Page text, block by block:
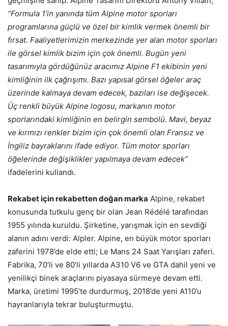
“Formula 1’in yanında tüm Alpine motor sporları
programlarına güçlü ve özel bir kimlik vermek önemli bir
fırsat. Faaliyetlerimizin merkezinde yer alan motor sporları
ile görsel kimlik bizim için çok önemli. Bugün yeni
tasarımıyla gördüğünüz aracımız Alpine F1 ekibinin yeni
kimliğinin ilk çağrışımı. Bazı yapısal görsel öğeler araç
üzerinde kalmaya devam edecek, bazıları ise değişecek.
Üç renkli büyük Alpine logosu, markanın motor
sporlarındaki kimliğinin en belirgin sembolü. Mavi, beyaz
ve kırmızı renkler bizim için çok önemli olan Fransız ve
İngiliz bayraklarını ifade ediyor. Tüm motor sporları
öğelerinde değişiklikler yapılmaya devam edecek”
ifadelerini kullandı.
Rekabet için rekabetten doğan marka Alpine, rekabet
konusunda tutkulu genç bir olan Jean Rédélé tarafından
1955 yılında kuruldu. Şirketine, yarışmak için en sevdiği
alanın adını verdi: Alpler. Alpine, en büyük motor sporları
zaferini 1978’de elde etti; Le Mans 24 Saat Yarışları zaferi.
Fabrika, 70’li ve 80’li yıllarda A310 V6 ve GTA dahil yeni ve
yenilikçi binek araçlarını piyasaya sürmeye devam etti.
Marka, üretimi 1995’te durdurmuş, 2018’de yeni A110’u
hayranlarıyla tekrar buluşturmuştu.